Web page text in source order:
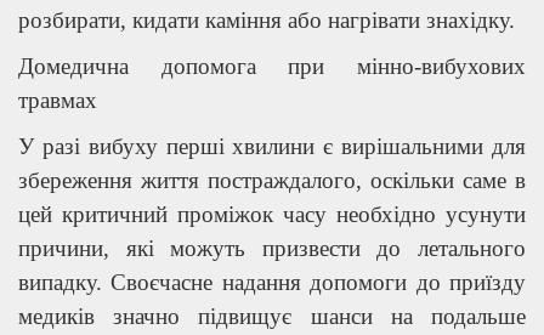
розбирати, кидати каміння або нагрівати знахідку.
Домедична допомога при мінно-вибухових
травмах
У разі вибуху перші хвилини є вирішальними для
збереження життя постраждалого, оскільки саме в
цей критичний проміжок часу необхідно усунути
причини, які можуть призвести до летального
випадку. Своєчасне надання допомоги до приїзду
медиків значно підвищує шанси на подальше